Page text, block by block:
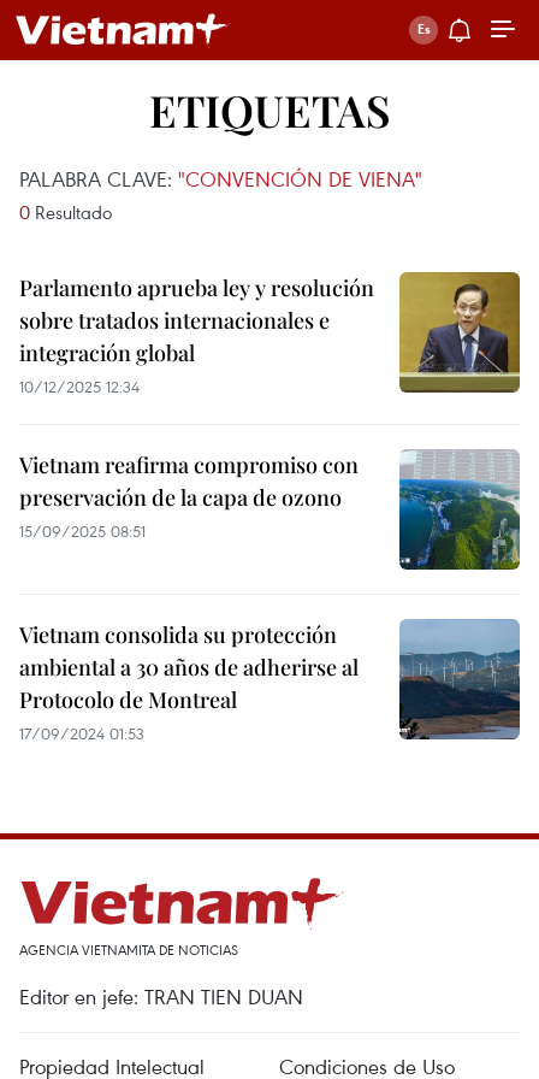
ETIQUETAS
PALABRA CLAVE: "CONVENCIÓN DE VIENA"
0 Resultado
Parlamento aprueba ley y resolución
sobre tratados internacionales e
integración global
10/12/2025 12:34
Vietnam reafirma compromiso con
preservación de la capa de ozono
15/09/2025 08:51
Vietnam consolida su protección
ambiental a 30 años de adherirse al
Protocolo de Montreal
17/09/2024 01:53
AGENCIA VIETNAMITA DE NOTICIAS
Editor en jefe: TRAN TIEN DUAN
Propiedad Intelectual Condiciones de Uso